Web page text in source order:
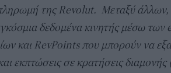
της Revolut. Μεταξύ άλλων,
δεδομένα κινητής μέσω
και RevPoints που μπορούν να
εκπτώσεις σε κρατήσεις